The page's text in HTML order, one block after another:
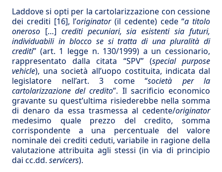
Laddove si opti per la cartolarizzazione con cessione
dei crediti [16], l’originator(il cedente) cede “a titolo
oneroso […] crediti pecuniari, sia esistenti sia futuri,
individuabili in blocco se si tratta di una pluralità di
crediti” (art. 1 legge n. 130/1999) a un cessionario,
rappresentato dalla citata “SPV” (special purpose
vehicle), una società all’uopo costituita, indicata dal
legislatore nell’art. 3 come “società per la
cartolarizzazione del credito”. Il sacrificio economico
gravante su quest’ultima risiederebbe nella somma
di denaro da essa trasmessa al cedente/originator
medesimo quale prezzo del credito, somma
corrispondente a una percentuale del valore
nominale dei crediti ceduti, variabile in ragione della
valutazione attribuita agli stessi (in via di principio
dai cc.dd. servicers).